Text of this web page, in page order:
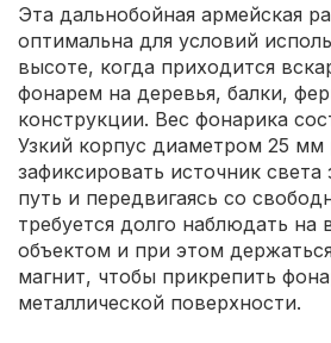
Эта дальнобойная армейская
оптимальна для условий
высоте, когда приходится
фонарем на деревья, балки,
конструкции. Вес фонарика
Узкий корпус диаметром 25 мм
зафиксировать источник
путь и передвигаясь со
требуется долго наблюдать на
объектом и при этом
магнит, чтобы прикрепить
металлической поверхности.